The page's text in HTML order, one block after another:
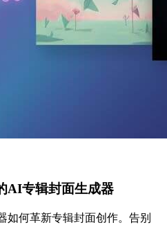
AI专辑封面生成器
如何革新专辑封面创作。告别